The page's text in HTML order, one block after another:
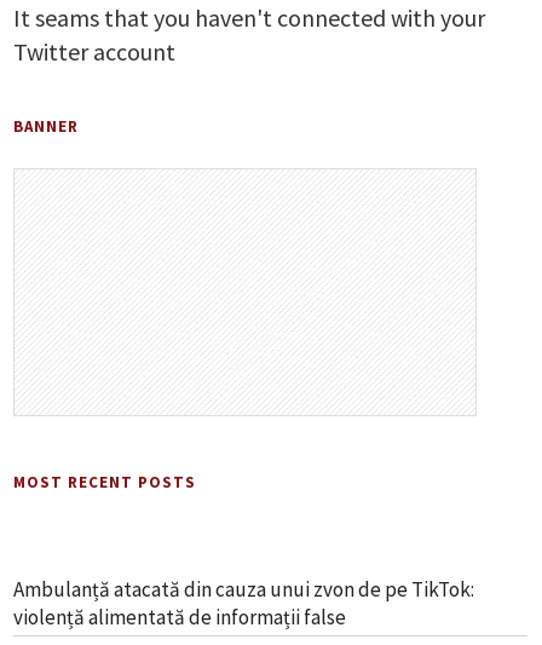
It seams that you haven't connected with your
Twitter account
BANNER
MOST RECENT POSTS
Ambulanță atacată din cauza unui zvon de pe TikTok:
violență alimentată de informații false